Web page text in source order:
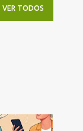
VER TODOS